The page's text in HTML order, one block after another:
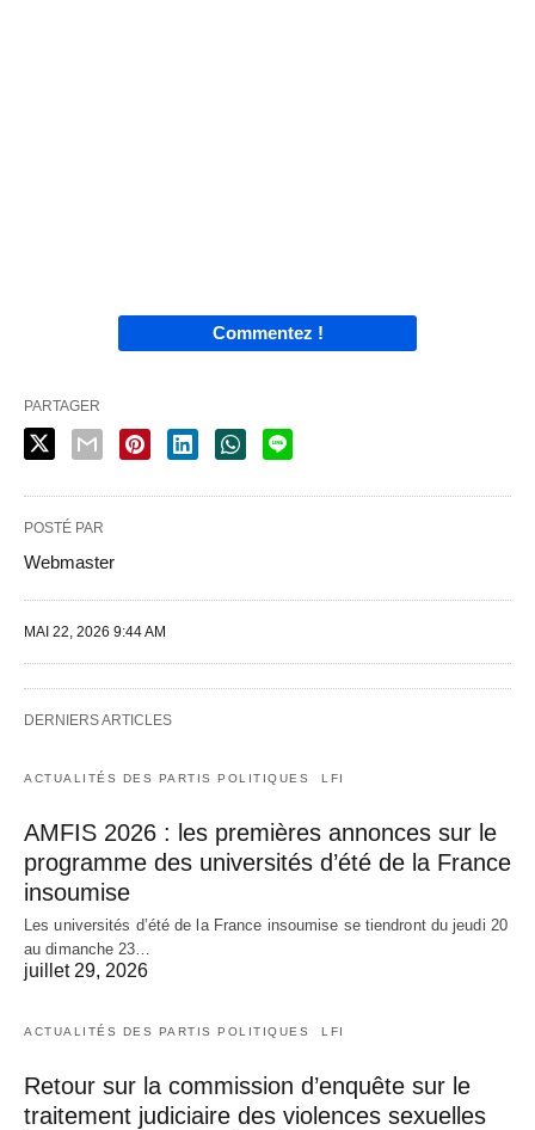
Commentez !
PARTAGER
POSTÉ PAR
Webmaster
MAI 22, 2026 9:44 AM
DERNIERS ARTICLES
ACTUALITÉS DES PARTIS POLITIQUES LFI
AMFIS 2026 : les premières annonces sur le
programme des universités d’été de la France
insoumise
Les universités d’été de la France insoumise se tiendront du jeudi 20
au dimanche 23…
juillet 29, 2026
ACTUALITÉS DES PARTIS POLITIQUES LFI
Retour sur la commission d’enquête sur le
traitement judiciaire des violences sexuelles